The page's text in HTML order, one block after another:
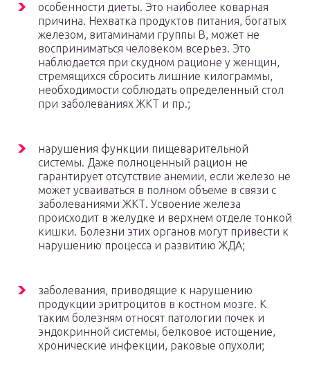
особенности диеты. Это наиболее коварная
причина. Нехватка продуктов питания, богатых
железом, витаминами группы В, может не
восприниматься человеком всерьез. Это
наблюдается при скудном рационе у женщин,
стремящихся сбросить лишние килограммы,
необходимости соблюдать определенный стол
при заболеваниях ЖКТ и пр.;
нарушения функции пищеварительной
системы. Даже полноценный рацион не
гарантирует отсутствие анемии, если железо не
может усваиваться в полном объеме в связи с
заболеваниями ЖКТ. Усвоение железа
происходит в желудке и верхнем отделе тонкой
кишки. Болезни этих органов могут привести к
нарушению процесса и развитию ЖДА;
заболевания, приводящие к нарушению
продукции эритроцитов в костном мозге. К
таким болезням относят патологии почек и
эндокринной системы, белковое истощение,
хронические инфекции, раковые опухоли;